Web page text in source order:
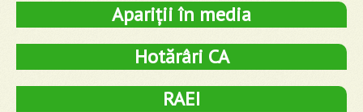
Apariții în media
Hotărâri CA
RAEI